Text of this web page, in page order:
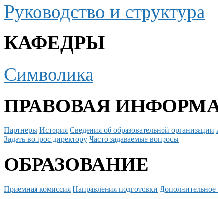
Руководство и структура
КАФЕДРЫ
Символика
ПРАВОВАЯ
Партнеры История Сведения об образовательной организации
Задать вопрос директору Часто задаваемые вопросы
ОБРАЗОВАНИЕ
Приемная комиссия Направления подготовки Дополнительное